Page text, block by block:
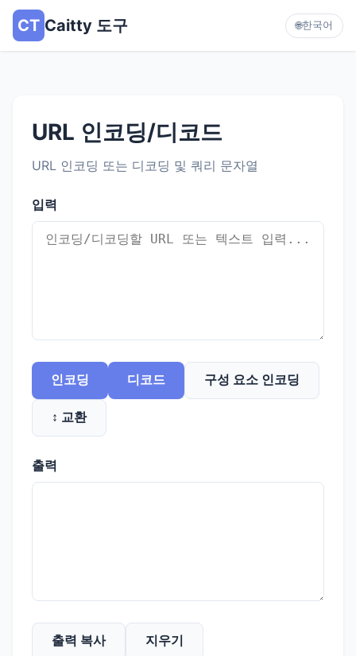
CT Caitty 도구 🌐한국어
URL 인코딩/디코드
URL 인코딩 또는 디코딩 및 쿼리 문자열
입력
인코딩 디코드 구성 요소 인코딩
↕ 교환
출력
출력 복사 지우기